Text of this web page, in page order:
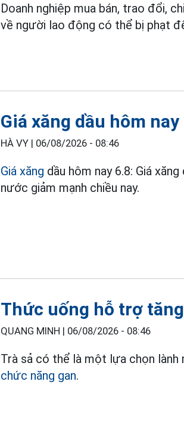
Doanh nghiệp mua bán, trao đổi,
về người lao động có thể bị phạt
Giá xăng dầu hôm
HÀ VY | 06/08/2026 - 08:46
Giá xăng dầu hôm nay 6.8: Giá
nước giảm mạnh chiều nay.
Thức uống hỗ trợ
QUANG MINH | 06/08/2026 - 08:46
Trà sả có thể là một lựa chọn lành
chức năng gan.